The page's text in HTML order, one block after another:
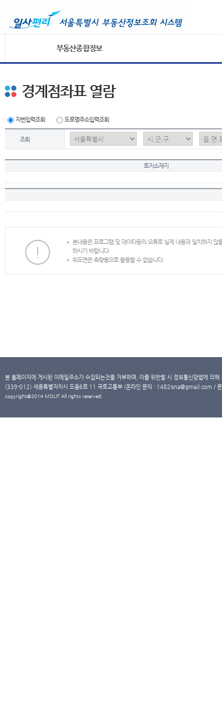
부동산종합정보
경계점좌표 열람
지번입력조회 도로명주소입력조회
조회
토지소재지
본내용은 프로그램 및 데이타등의 오류로 실제 내용과 일치하지
하시기 바랍니다.
위도면은 측량용으로 활용할 수 없습니다.
본 홈페이지에 게시된 이메일주소가 수집되는것을 거부하며, 이를 위반할 시 정보통신망법에 의
(339-012) 세종특별자치시 도움6로 11 국토교통부 (온라인 문의 : 1482qna@gmail.com /
copyright@2014 MOLIT All rights reserved.